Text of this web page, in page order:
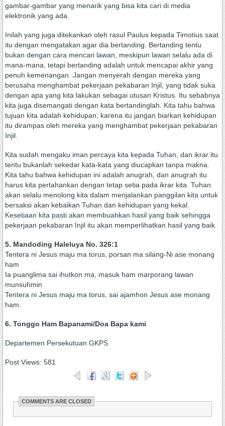
gambar-gambar yang menarik yang bisa kita cari di media
elektronik yang ada.
Inilah yang juga ditekankan oleh rasul Paulus kepada Timotius saat
itu dengan mengatakan agar dia bertanding. Bertanding tentu
bukan dengan cara mencari lawan, meskipun lawan selalu ada di
mana-mana, tetapi bertanding adalah untuk mencapai akhir yang
penuh kemenangan. Jangan menyerah dengan mereka yang
berusaha menghambat pekerjaan pekabaran Injil, yang tidak suka
dengan apa yang kita lakukan sebagai utusan Kristus. Itu sebabnya
kita juga disemangati dengan kata bertandinglah. Kita tahu bahwa
tujuan kita adalah kehidupan, karena itu jangan biarkan kehidupan
itu dirampas oleh mereka yang menghambat pekerjaan pekabaran
Injil.
Kita sudah mengaku iman percaya kita kepada Tuhan, dan ikrar itu
tentu bukanlah sekedar kata-kata yang diucapkan tanpa makna.
Kita tahu bahwa kehidupan ini adalah anugrah, dan anugrah itu
harus kita pertahankan dengan tetap setia pada ikrar kita. Tuhan
akan selalu menolong kita dalam menjalankan panggilan kita untuk
bersaksi akan kebaikan Tuhan dan kehidupan yang kekal.
Kesetiaan kita pasti akan membuahkan hasil yang baik sehingga
pekerjaan pekabaran Injil itu akan memperlihatkan hasil yang baik.
5. Mandoding Haleluya No. 326:1
Tentera ni Jesus maju ma torus, porsan ma silang-Ni ase monang
ham
Ia puanglima sai ihutkon ma, masuk ham marporang lawan
munsuhmin
Tentera ni Jesus maju ma torus, sai ajamhon Jesus ase monang
ham.
6. Tonggo Ham Bapanami/Doa Bapa kami
Departemen Persekutuan GKPS
Post Views: 581
COMMENTS ARE CLOSED